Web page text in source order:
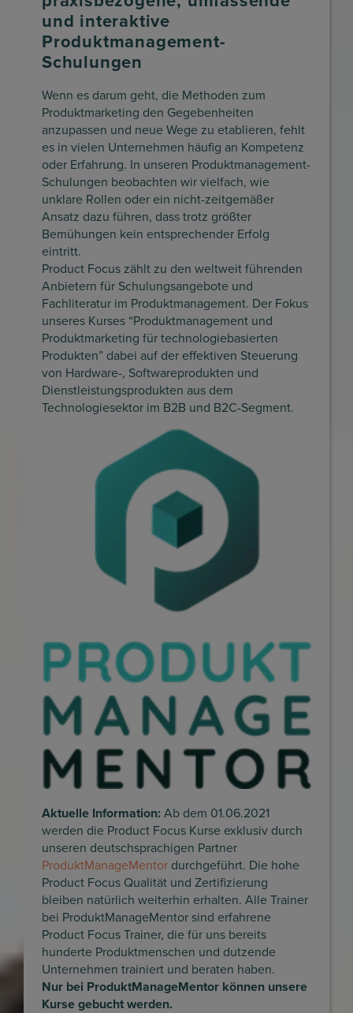
und interaktive
Produktmanagement-
Schulungen
Wenn es darum geht, die Methoden zum
Produktmarketing den Gegebenheiten
anzupassen und neue Wege zu etablieren, fehlt
es in vielen Unternehmen häufig an Kompetenz
oder Erfahrung. In unseren Produktmanagement-
Schulungen beobachten wir vielfach, wie
unklare Rollen oder ein nicht-zeitgemäßer
Ansatz dazu führen, dass trotz größter
Bemühungen kein entsprechender Erfolg
eintritt.
Product Focus zählt zu den weltweit führenden
Anbietern für Schulungsangebote und
Fachliteratur im Produktmanagement. Der Fokus
unseres Kurses “Produktmanagement und
Produktmarketing für technologiebasierten
Produkten” dabei auf der effektiven Steuerung
von Hardware-, Softwareprodukten und
Dienstleistungsprodukten aus dem
Technologiesektor im B2B und B2C-Segment.
Aktuelle Information: Ab dem 01.06.2021
werden die Product Focus Kurse exklusiv durch
unseren deutschsprachigen Partner
ProduktManageMentor durchgeführt. Die hohe
Product Focus Qualität und Zertifizierung
bleiben natürlich weiterhin erhalten. Alle Trainer
bei ProduktManageMentor sind erfahrene
Product Focus Trainer, die für uns bereits
hunderte Produktmenschen und dutzende
Unternehmen trainiert und beraten haben.
Nur bei ProduktManageMentor können unsere
Kurse gebucht werden.